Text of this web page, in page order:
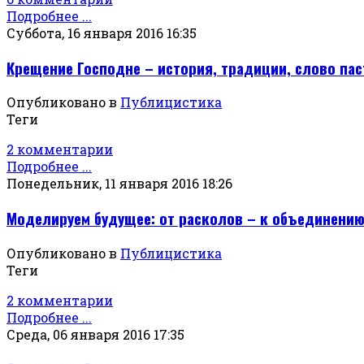
Подробнее ...
Суббота, 16 января 2016 16:35
Крещение Господне – история, традиции, слово
Опубликовано в Публицистика
Теги
2 комментарии
Подробнее ...
Понедельник, 11 января 2016 18:26
Моделируем будущее: от расколов – к объединению
Опубликовано в Публицистика
Теги
2 комментарии
Подробнее ...
Среда, 06 января 2016 17:35